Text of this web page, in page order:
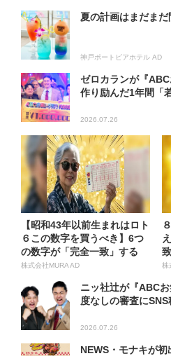
夏の計画はまだまだ
神戸ポートピアホテル AD
ゼロカランが『
作り励んだ1年間「
2026.07.26
【昭和43年以前生まれはロト
６この数字を買うべき】6つ
の数字が「完全一致」する
方...
株式会社MURA AD 株
ニッ社辻が『ABC
度なしの審査に
2026.07.26
NEWS・モナキが